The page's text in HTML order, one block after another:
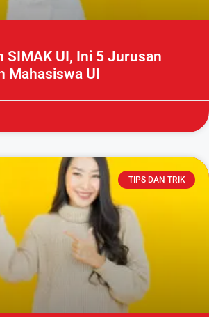
SIMAK UI, Ini 5 Jurusan
Mahasiswa UI
TIPS DAN TRIK